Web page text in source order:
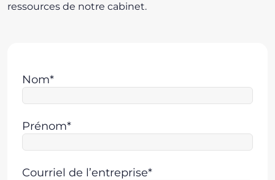
ressources de notre cabinet.
Nom*
Prénom*
Courriel de l’entreprise*